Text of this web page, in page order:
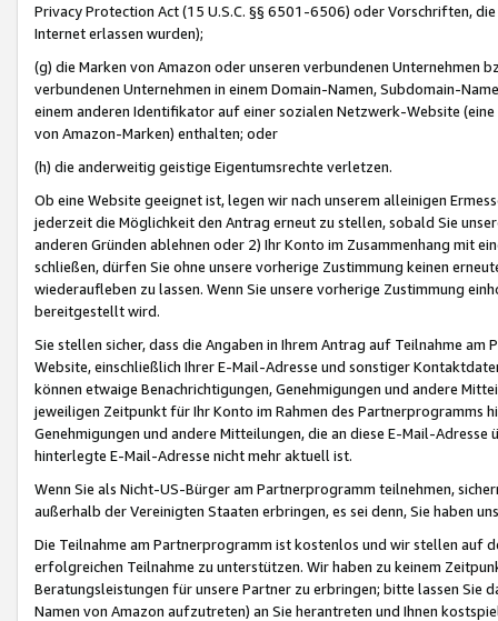
Privacy Protection Act (15 U.S.C. §§ 6501-6506) oder Vorschriften,
Internet erlassen wurden);
(g) die Marken von Amazon oder unseren verbundenen Unternehmen
verbundenen Unternehmen in einem Domain-Namen, Subdomain-
einem anderen Identifikator auf einer sozialen Netzwerk-Website
von Amazon-Marken) enthalten; oder
(h) die anderweitig geistige Eigentumsrechte verletzen.
Ob eine Website geeignet ist, legen wir nach unserem alleinigen
jederzeit die Möglichkeit den Antrag erneut zu stellen, sobald Sie
anderen Gründen ablehnen oder 2) Ihr Konto im Zusammenhang mit
schließen, dürfen Sie ohne unsere vorherige Zustimmung keinen
wiederaufleben zu lassen. Wenn Sie unsere vorherige Zustimmung
bereitgestellt wird.
Sie stellen sicher, dass die Angaben in Ihrem Antrag auf Teilnahme
Website, einschließlich Ihrer E-Mail-Adresse und sonstiger
können etwaige Benachrichtigungen, Genehmigungen und andere
jeweiligen Zeitpunkt für Ihr Konto im Rahmen des Partnerprogramms
Genehmigungen und andere Mitteilungen, die an diese E-Mail-
hinterlegte E-Mail-Adresse nicht mehr aktuell ist.
Wenn Sie als Nicht-US-Bürger am Partnerprogramm teilnehmen,
außerhalb der Vereinigten Staaten erbringen, es sei denn, Sie haben
Die Teilnahme am Partnerprogramm ist kostenlos und wir stellen auf
erfolgreichen Teilnahme zu unterstützen. Wir haben zu keinem
Beratungsleistungen für unsere Partner zu erbringen; bitte lassen Sie
Namen von Amazon aufzutreten) an Sie herantreten und Ihnen